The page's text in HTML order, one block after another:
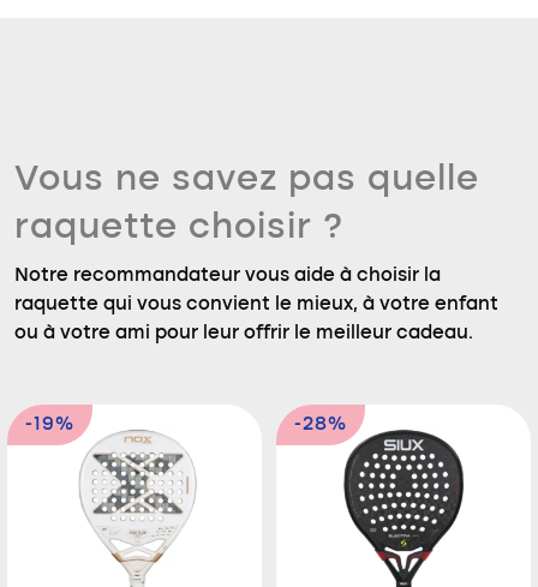
Vous ne savez pas quelle
raquette choisir ?
Notre recommandateur vous aide à choisir la
raquette qui vous convient le mieux, à votre enfant
ou à votre ami pour leur offrir le meilleur cadeau.
-19% -28%